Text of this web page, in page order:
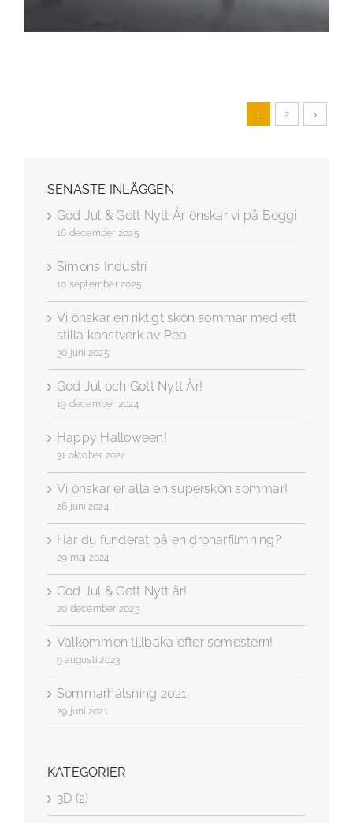
1 2
SENASTE INLÄGGEN
God Jul & Gott Nytt År önskar vi på Boggi
16 december 2025
Simons Industri
10 september 2025
Vi önskar en riktigt skön sommar med ett
stilla konstverk av Peo
30 juni 2025
God Jul och Gott Nytt År!
19 december 2024
Happy Halloween!
31 oktober 2024
Vi önskar er alla en superskön sommar!
26 juni 2024
Har du funderat på en drönarfilmning?
29 maj 2024
God Jul & Gott Nytt år!
20 december 2023
Välkommen tillbaka efter semestern!
9 augusti 2023
Sommarhälsning 2021
29 juni 2021
KATEGORIER
3D (2)